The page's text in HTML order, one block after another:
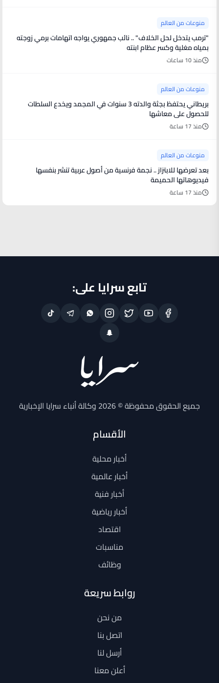
منوعات من العالم
"ترمب يتدخل لحل الخلاف" .. نائب جمهوري يواجه اتهامات برمي زوجته
بمياه مغلية وكسر عظام ابنته
منذ 10 ساعات
منوعات من العالم
بريطاني يحتفظ بجثة والدته 3 سنوات في المجمد ويخدع السلطات
للحصول على معاشها
منذ 17 ساعة
منوعات من العالم
بعد تعرضها للابتزاز .. نجمة فرنسية من أصول عربية تنشر بنفسها
فيديوهاتها الحميمة
منذ 17 ساعة
تابع سرايا على:
جميع الحقوق محفوظة © 2026 وكالة أنباء سرايا الإخبارية
الأقسام
أخبار محلية
أخبار عالمية
أخبار فنية
أخبار رياضية
اقتصاد
مناسبات
وظائف
روابط سريعة
من نحن
اتصل بنا
أرسل لنا
أعلن معنا